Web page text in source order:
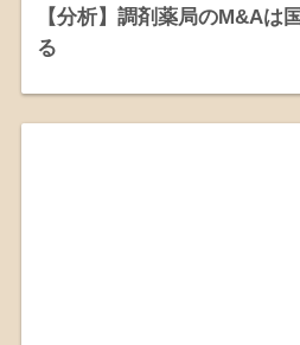
【分析】調剤薬局のM&Aは
る